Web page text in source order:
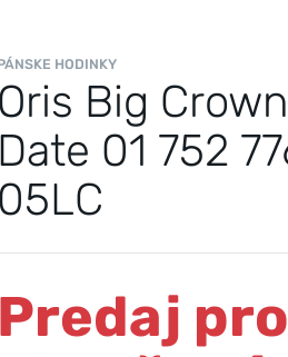
HODINKY
Oris Big
Date 01 752
05LC
Predaj